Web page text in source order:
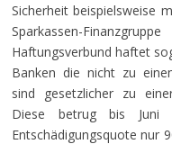
Sicherheit beispielsweise
Sparkassen-
Haftungsverbund haftet
Banken die nicht zu
sind gesetzlicher zu
Diese betrug bis
Entschädigungsquote nur